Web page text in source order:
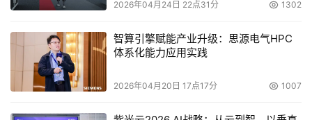
2026年04月24日 22点31分 1302
智算引擎赋能产业升级：思源电气HPC
体系化能力应用实践
2026年04月20日 17点17分 1007